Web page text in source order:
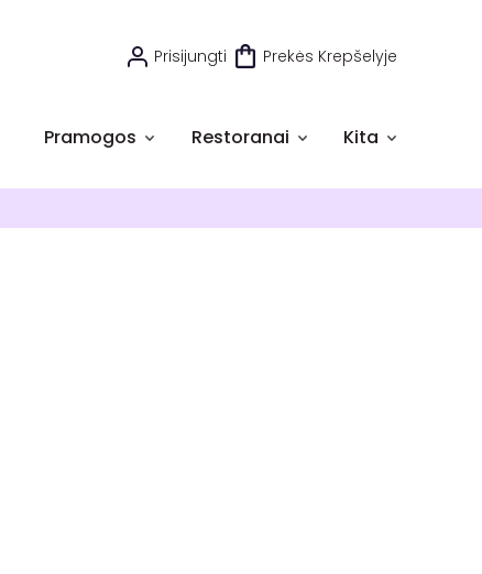
Prisijungti Prekės Krepšelyje
Pramogos Restoranai Kita